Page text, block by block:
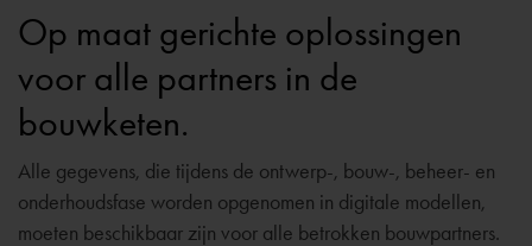
Op maat gerichte oplossingen
voor alle partners in de
bouwketen.
Alle gegevens, die tijdens de ontwerp-, bouw-, beheer- en
onderhoudsfase worden opgenomen in digitale modellen,
moeten beschikbaar zijn voor alle betrokken bouwpartners.